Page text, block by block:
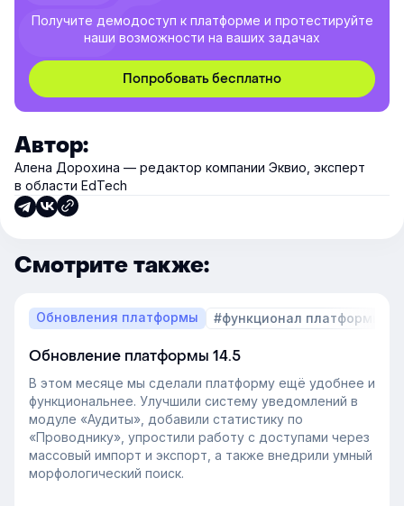
Получите демодоступ к платформе и протестируйте
наши возможности на ваших задачах
Попробовать бесплатно
Автор:
Алена Дорохина — редактор компании Эквио, эксперт
в области EdTech
Смотрите также:
Обновления платформы #функционал платформы
Обновление платформы 14.5
В этом месяце мы сделали платформу ещё удобнее и
функциональнее. Улучшили систему уведомлений в
модуле «Аудиты», добавили статистику по
«Проводнику», упростили работу с доступами через
массовый импорт и экспорт, а также внедрили умный
морфологический поиск.